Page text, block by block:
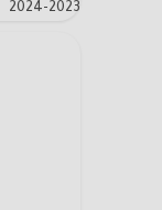
2023-2024